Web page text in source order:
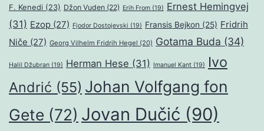
F. Kenedi (23) Džon Vuden (22) Erih From (19) Ernest Hemingvej
(31) Ezop (27) Fjodor Dostojevski (19) Fransis Bejkon (25) Fridrih
Niče (27) Georg Vilhelm Fridrih Hegel (20) Gotama Buda (34)
Halil Džubran (19) Herman Hese (31) Imanuel Kant (19)
Ivo
Andrić (55) Johan Volfgang fon
Gete (72) Jovan Dučić (90)